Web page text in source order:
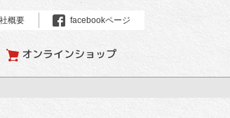
オンラインショップ
概要 facebookページ